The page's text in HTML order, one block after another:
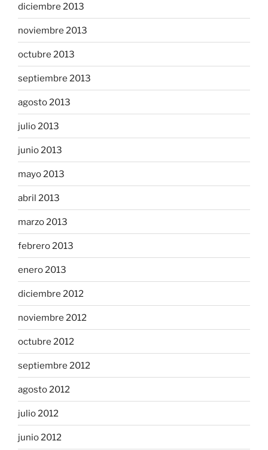
diciembre 2013
noviembre 2013
octubre 2013
septiembre 2013
agosto 2013
julio 2013
junio 2013
mayo 2013
abril 2013
marzo 2013
febrero 2013
enero 2013
diciembre 2012
noviembre 2012
octubre 2012
septiembre 2012
agosto 2012
julio 2012
junio 2012